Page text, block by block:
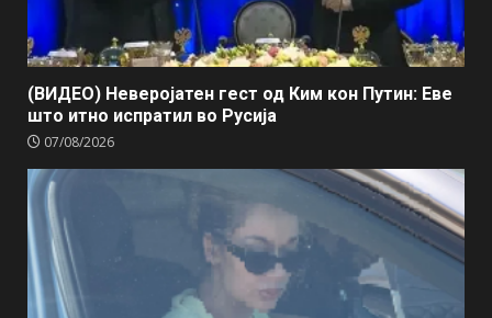
(ВИДЕО) Неверојатен гест од Ким кон Путин: Еве
што итно испратил во Русија
07/08/2026